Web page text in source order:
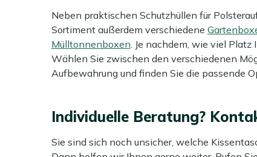
Neben praktischen Schutzhüllen für
Sortiment außerdem verschiedene
Mülltonnenboxen. Je nachdem, wie viel Platz
Wählen Sie zwischen den verschiedenen
Aufbewahrung und finden Sie die passende
Individuelle Beratung?
Sie sind sich noch unsicher, welche